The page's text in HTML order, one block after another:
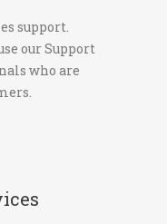
support.
ourSupport
who are